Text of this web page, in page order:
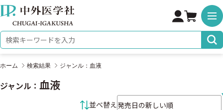
株式会社 中外医学社
検索キーワード
ホーム 検索結果 ジャンル：血液
ジャンル： 血液
並べ替え並べ替え条件